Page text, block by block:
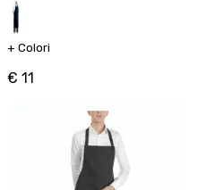
+ Colori
€ 11